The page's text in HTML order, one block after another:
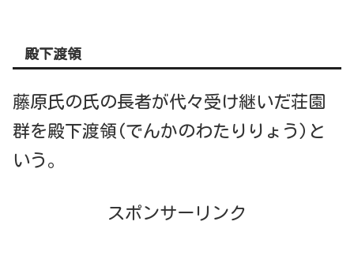
殿下渡領
藤原氏の氏の長者が代々受け継いだ荘園
群を殿下渡領(でんかのわたりりょう)と
いう。
スポンサーリンク